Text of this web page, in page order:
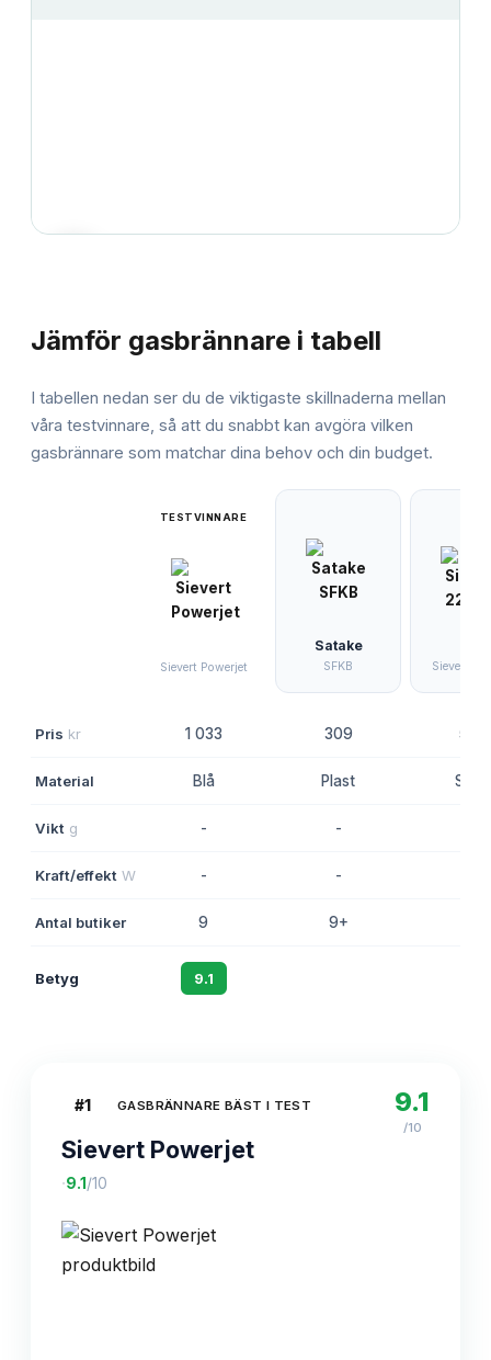
Jämför gasbrännare i tabell
I tabellen nedan ser du de viktigaste skillnaderna mellan
våra testvinnare, så att du snabbt kan avgöra vilken
gasbrännare som matchar dina behov och din budget.
TESTVINNARE
Sievert Powerjet
Satake
SFKB Sievert
Pris kr 1 033 309 589
Material Blå Plast Svart
Vikt g - -
Kraft/effekt W - -
Antal butiker 9 9+
Betyg 9.1
#1 GASBRÄNNARE BÄST I TEST
Sievert Powerjet
·9.1 /10
9.1
/10